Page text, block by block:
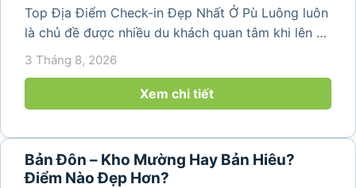
Top Địa Điểm Check-in Đẹp Nhất Ở Pù Luông luôn
là chủ đề được nhiều du khách quan tâm khi lên kế
hoạch khám phá vùng đất thiên nhiên nổi tiếng
của Thanh Hóa. Với ruộng bậc thang trải dài, bản
làng yên bình, thác...
3 Tháng 8, 2026
Xem chi tiết
Bản Đôn – Kho Mường Hay Bản Hiêu?
Điểm Nào Đẹp Hơn?